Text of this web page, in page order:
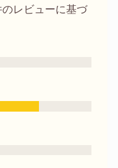
レビューに基づ